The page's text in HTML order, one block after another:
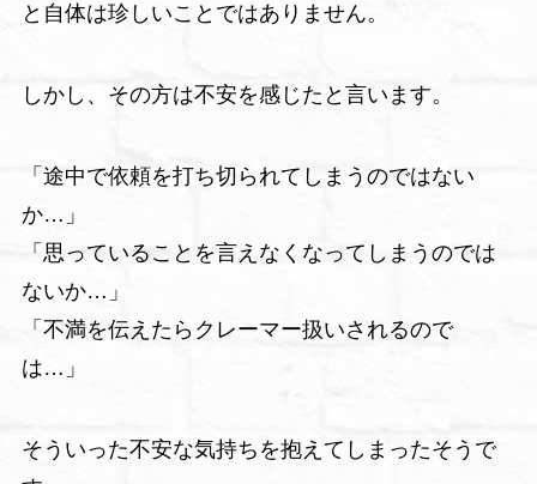
と自体は珍しいことではありません。
しかし、その方は不安を感じたと言います。
「途中で依頼を打ち切られてしまうのではない
か…」
「思っていることを言えなくなってしまうのでは
ないか…」
「不満を伝えたらクレーマー扱いされるので
は…」
そういった不安な気持ちを抱えてしまったそうで